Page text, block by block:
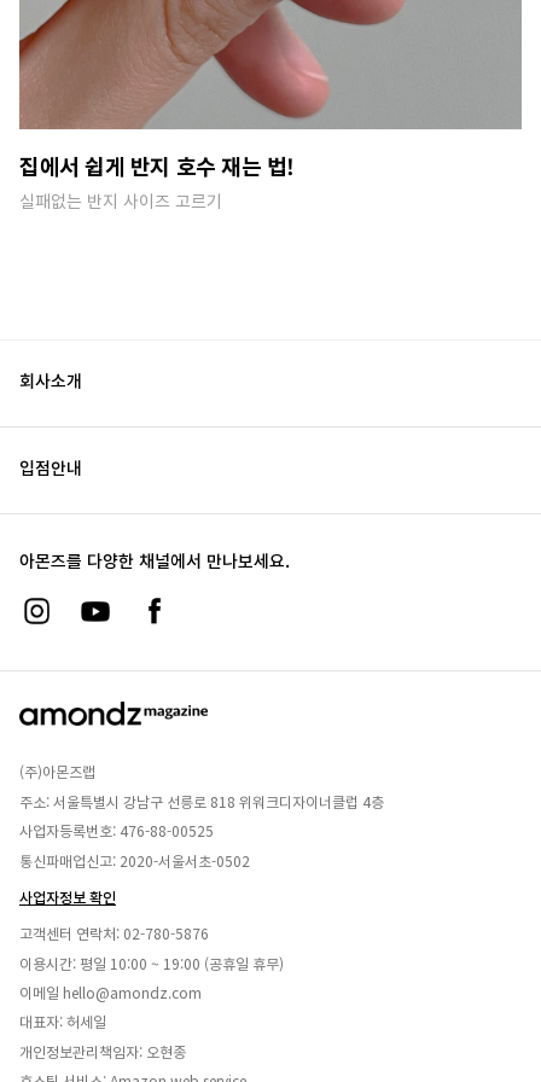
집에서 쉽게 반지 호수 재는 법!
실패없는 반지 사이즈 고르기
회사소개
입점안내
아몬즈를 다양한 채널에서 만나보세요.
(주)아몬즈랩
주소: 서울특별시 강남구 선릉로 818 위워크디자이너클럽 4층
사업자등록번호: 476-88-00525
통신파매업신고: 2020-서울서초-0502
사업자정보 확인
고객센터 연락처: 02-780-5876
이용시간: 평일 10:00 ~ 19:00 (공휴일 휴무)
이메일 hello@amondz.com
대표자: 허세일
개인정보관리책임자: 오현종